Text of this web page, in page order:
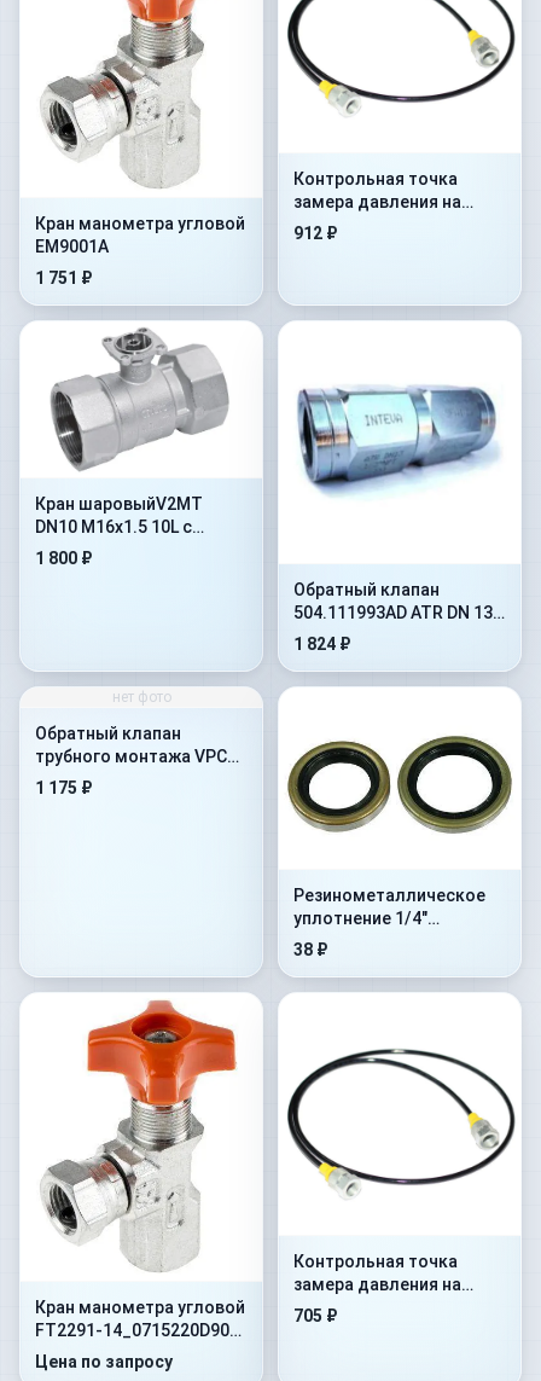
Кран манометра угловой
EM9001A
1 751 ₽
Контрольная точка
замера давления на
гибком шланге Flex.
912 ₽
Кран шаровыйV2MT
DN10 M16x1.5 10L с
отверстиями под
1 800 ₽
Обратный клапан
504.111993AD ATR DN 13
на 10 бар
1 824 ₽
нет фото
Обратный клапан
трубного монтажа VPC
1&#039-&#039-
1 175 ₽
Резинометалличеcкое
уплотнение 1/4"
(1MTBU.100101)
38 ₽
Кран манометра угловой
FT2291-14_0715220D90
400 Бар 1/4"NPT -60
Цена по запросу
Контрольная точка
замера давления на
гибком шланге Flex.
705 ₽